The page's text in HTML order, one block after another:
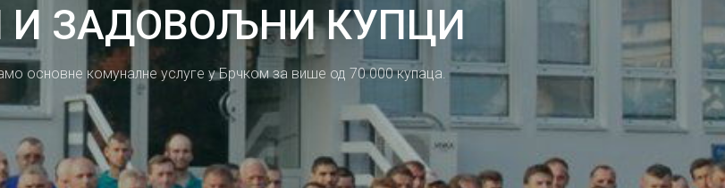
И ЗАДОВОЉНИ КУПЦИ
основне комуналне услуге у Брчком за више од 70.000 купаца.